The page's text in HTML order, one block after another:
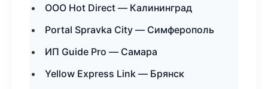
ООО Hot Direct — Калининград
Portal Spravka City — Симферополь
ИП Guide Pro — Самара
Yellow Express Link — Брянск